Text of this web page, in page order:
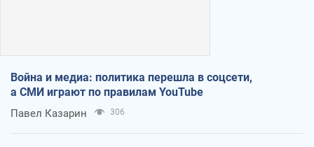
Война и медиа: политика перешла в соцсети,
а СМИ играют по правилам YouTube
Павел Казарин 306